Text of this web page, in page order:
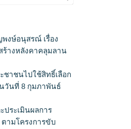
พงษ์อนุสรณ์ เรื่อง
ร้างหลังคาคลุมลาน
ชาชนไปใช้สิทธิ์เลือก
วันที่ 8 กุมภาพันธ์
ประเมินผลการ
ามโครงการขับ